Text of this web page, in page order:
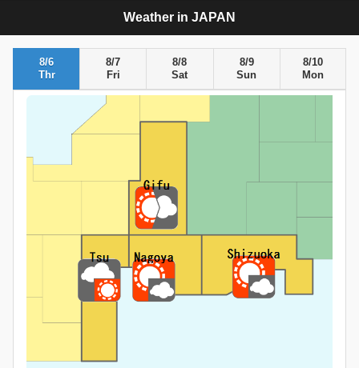
Weather in JAPAN
8/6
Thr
8/7
Fri
8/8
Sat
8/9
Sun
8/10
Mon